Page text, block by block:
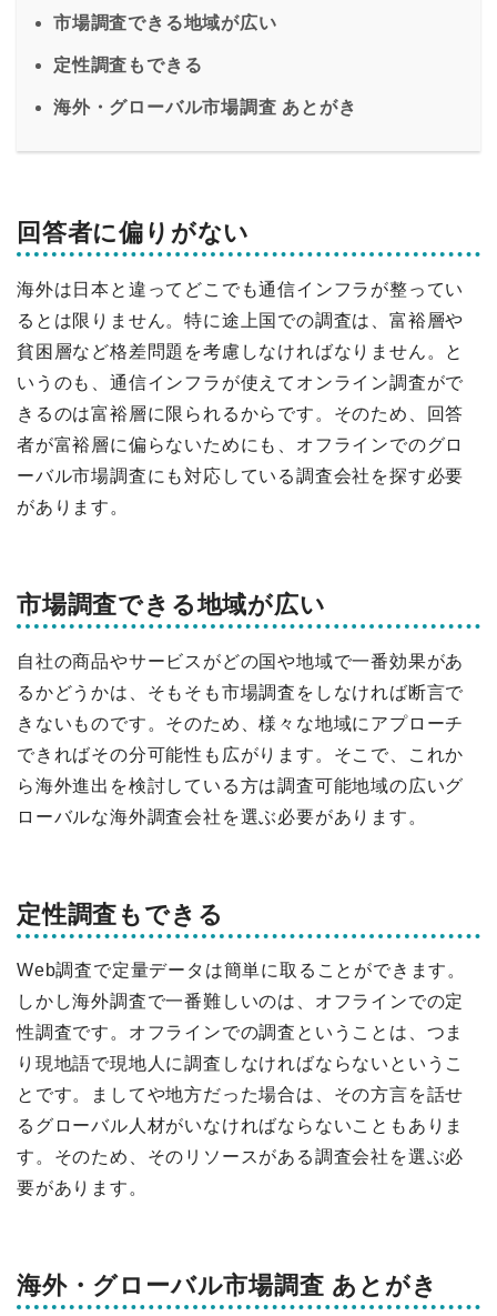
市場調査できる地域が広い
定性調査もできる
海外・グローバル市場調査 あとがき
回答者に偏りがない
海外は日本と違ってどこでも通信インフラが整ってい
るとは限りません。特に途上国での調査は、富裕層や
貧困層など格差問題を考慮しなければなりません。と
いうのも、通信インフラが使えてオンライン調査がで
きるのは富裕層に限られるからです。そのため、回答
者が富裕層に偏らないためにも、オフラインでのグロ
ーバル市場調査にも対応している調査会社を探す必要
があります。
市場調査できる地域が広い
自社の商品やサービスがどの国や地域で一番効果があ
るかどうかは、そもそも市場調査をしなければ断言で
きないものです。そのため、様々な地域にアプローチ
できればその分可能性も広がります。そこで、これか
ら海外進出を検討している方は調査可能地域の広いグ
ローバルな海外調査会社を選ぶ必要があります。
定性調査もできる
Web調査で定量データは簡単に取ることができます。
しかし海外調査で一番難しいのは、オフラインでの定
性調査です。オフラインでの調査ということは、つま
り現地語で現地人に調査しなければならないというこ
とです。ましてや地方だった場合は、その方言を話せ
るグローバル人材がいなければならないこともありま
す。そのため、そのリソースがある調査会社を選ぶ必
要があります。
海外・グローバル市場調査 あとがき